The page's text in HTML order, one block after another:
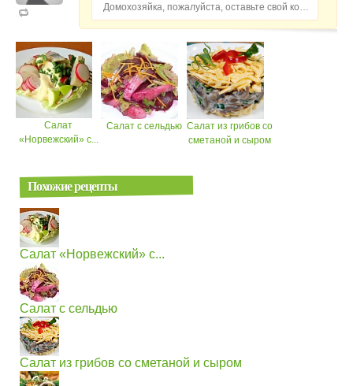
Домохозяйка, пожалуйста, оставьте свой комментарий...
Салат
«Норвежский» с...
Салат с сельдью Салат из грибов со
сметаной и сыром
Похожие рецепты
Салат «Норвежский» с...
Салат с сельдью
Салат из грибов со сметаной и сыром